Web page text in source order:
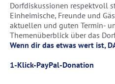
Dorfdiskussionen respektvoll
Einheimische, Freunde und
aktuellen und guten Termin-
Themenüberblick über das
Wenn dir das etwas wert ist,
1-Klick-PayPal-Donation